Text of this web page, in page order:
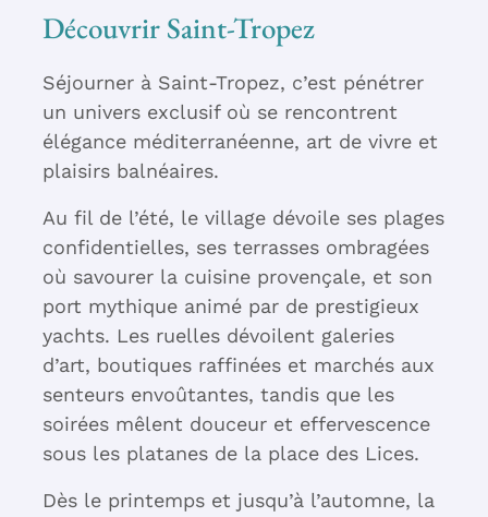
Découvrir Saint-Tropez
Séjourner à Saint-Tropez, c’est pénétrer
un univers exclusif où se rencontrent
élégance méditerranéenne, art de vivre et
plaisirs balnéaires.
Au fil de l’été, le village dévoile ses plages
confidentielles, ses terrasses ombragées
où savourer la cuisine provençale, et son
port mythique animé par de prestigieux
yachts. Les ruelles dévoilent galeries
d’art, boutiques raffinées et marchés aux
senteurs envoûtantes, tandis que les
soirées mêlent douceur et effervescence
sous les platanes de la place des Lices.
Dès le printemps et jusqu’à l’automne, la